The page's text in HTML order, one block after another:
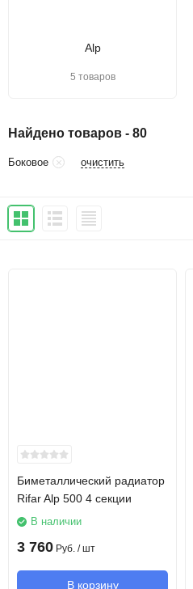
Alp
5 товаров
Найдено товаров - 80
Боковое очистить
Биметаллический радиатор
Rifar Alp 500 4 секции
В наличии
3 760 Руб. / шт
В корзину